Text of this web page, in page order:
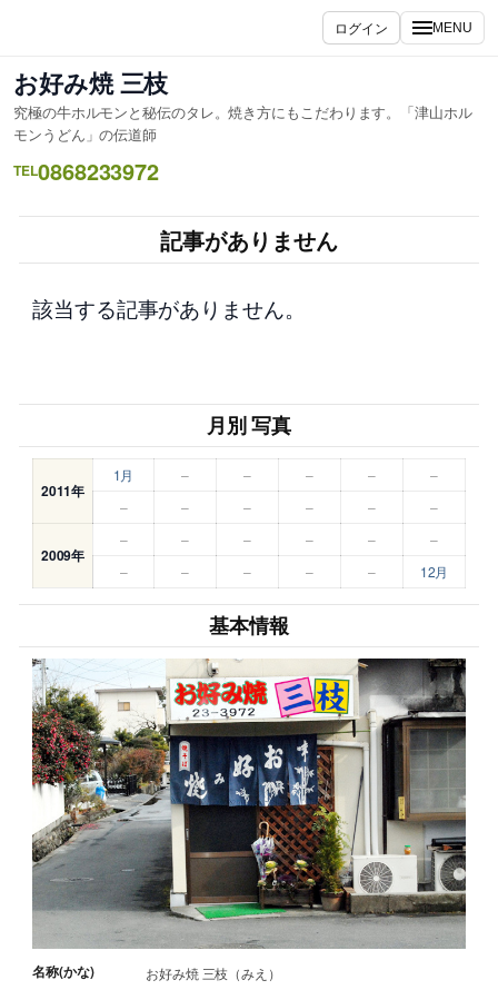
ス
キ
ッ
プ
ログイン MENU
お好み焼 三枝
究極の牛ホルモンと秘伝のタレ。焼き方にもこだわります。「津山ホル
モンうどん」の伝道師
TEL0868233972
記事がありません
該当する記事がありません。
月別 写真
2011年
1月 – – – –
–
–
– – – – –
2009年
– – – – –
–
–
– – – – 12月
基本情報
名称(かな) お好み焼 三枝（みえ）